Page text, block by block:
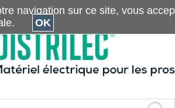
navigation sur ce site, vous
OK